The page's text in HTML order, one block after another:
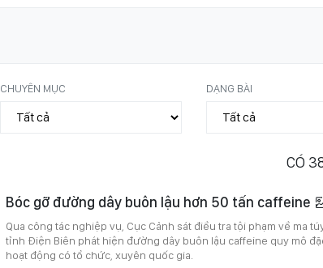
CHUYÊN MỤC DẠNG BÀI
CÓ
Bóc gỡ đường dây buôn lậu hơn 50 tấn caffeine
Qua công tác nghiệp vụ, Cục Cảnh sát điều tra tội phạm về ma
tỉnh Điện Biên phát hiện đường dây buôn lậu caffeine quy mô
hoạt động có tổ chức, xuyên quốc gia.